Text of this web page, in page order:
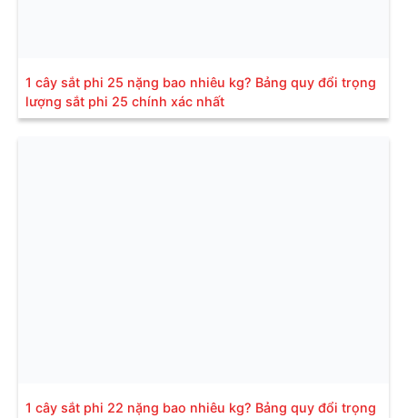
1 cây sắt phi 25 nặng bao nhiêu kg? Bảng quy đổi trọng
lượng sắt phi 25 chính xác nhất
1 cây sắt phi 22 nặng bao nhiêu kg? Bảng quy đổi trọng